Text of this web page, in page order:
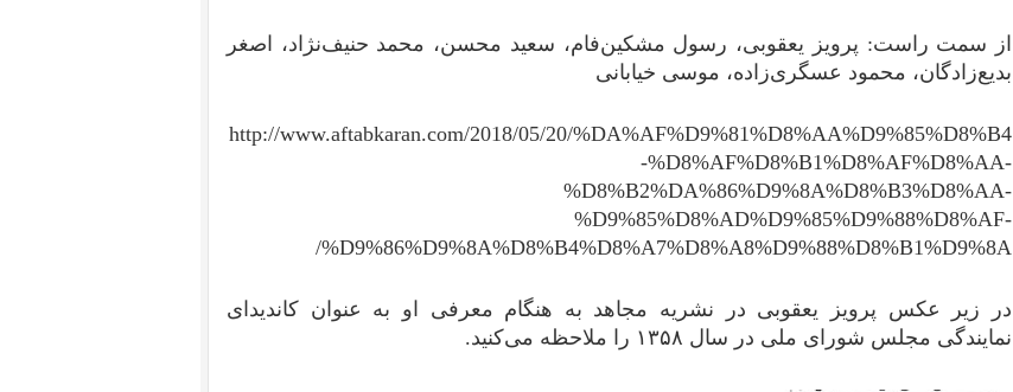
از سمت راست: پرویز یعقوبی، رسول‌ مشکین‌فام، سعید محسن، محمد حنیف‌نژاد، اصغر
بدیع‌زادگان، محمود عسگری‌زاده، موسی خیابانی
http://www.aftabkaran.com/2018/05/20/%DA%AF%D9%81%D8%AA%D9%85%D8%B4
-%D8%AF%D8%B1%D8%AF%D8%AA-
%D8%B2%DA%86%D9%8A%D8%B3%D8%AA-
%D9%85%D8%AD%D9%85%D9%88%D8%AF-
%D9%86%D9%8A%D8%B4%D8%A7%D8%A8%D9%88%D8%B1%D9%8A/
در زیر عکس پرویز یعقوبی در نشریه مجاهد به هنگام معرفی او به عنوان کاندیدای
نمایندگی مجلس شورای ملی در سال ۱۳۵۸ را ملاحظه می‌کنید.